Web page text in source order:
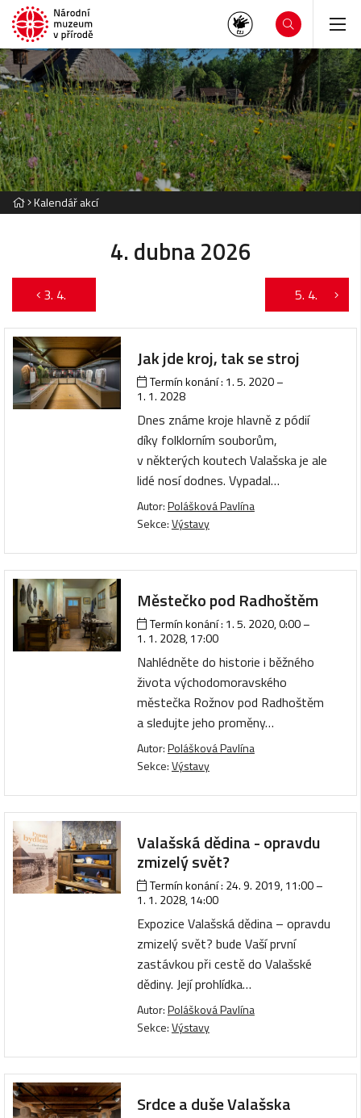
Kalendář akcí
4. dubna 2026
3. 4. 5. 4.
Jak jde kroj, tak se stroj
Termín konání : 1. 5. 2020–
1. 1. 2028
Dnes známe kroje hlavně z pódií
díky folklorním souborům,
v některých koutech Valašska je ale
lidé nosí dodnes. Vypadal…
Autor:Polášková Pavlína
Sekce:Výstavy
Městečko pod Radhoštěm
Termín konání : 1. 5. 2020, 0:00–
1. 1. 2028, 17:00
Nahlédněte do historie i běžného
života východomoravského
městečka Rožnov pod Radhoštěm
a sledujte jeho proměny…
Autor:Polášková Pavlína
Sekce:Výstavy
Valašská dědina - opravdu
zmizelý svět?
Termín konání : 24. 9. 2019, 11:00–
1. 1. 2028, 14:00
Expozice Valašská dědina – opravdu
zmizelý svět? bude Vaší první
zastávkou při cestě do Valašské
dědiny. Její prohlídka…
Autor:Polášková Pavlína
Sekce:Výstavy
Srdce a duše Valašska